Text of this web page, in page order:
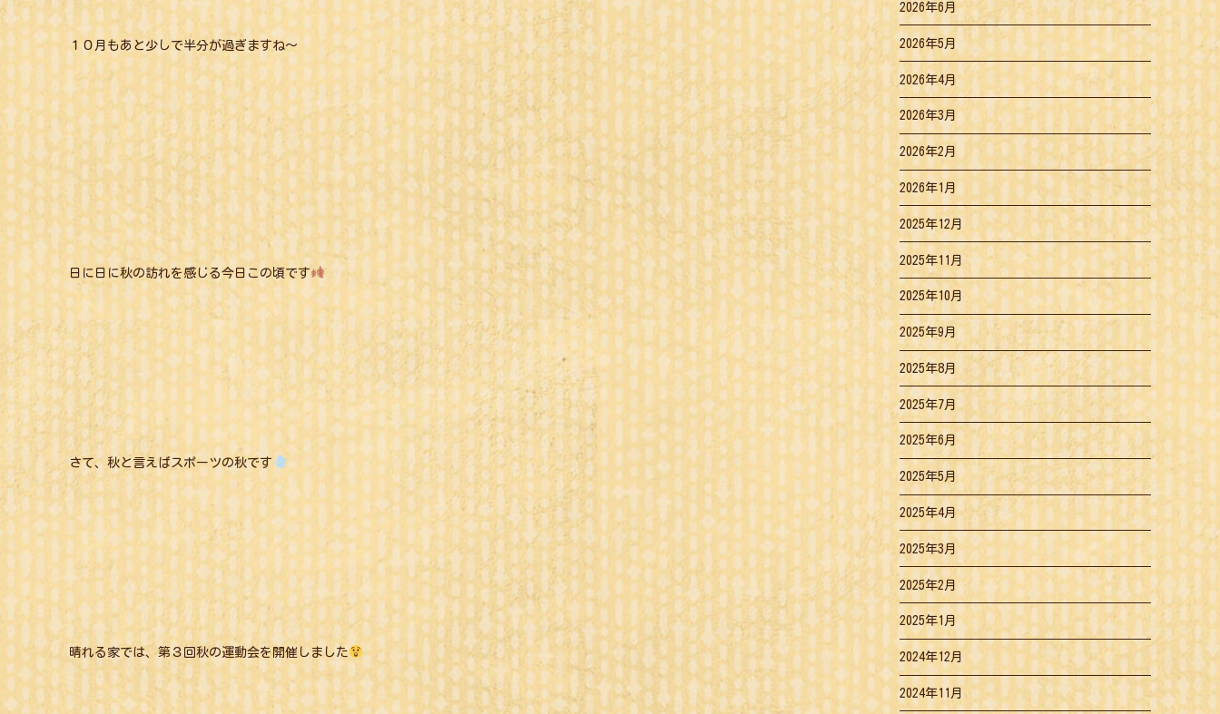
１０月もあと少しで半分が過ぎますね～
日に日に秋の訪れを感じる今日この頃です
さて、秋と言えばスポーツの秋です
晴れる家では、第３回秋の運動会を開催しました
2026年6月
2026年5月
2026年4月
2026年3月
2026年2月
2026年1月
2025年12月
2025年11月
2025年10月
2025年9月
2025年8月
2025年7月
2025年6月
2025年5月
2025年4月
2025年3月
2025年2月
2025年1月
2024年12月
2024年11月